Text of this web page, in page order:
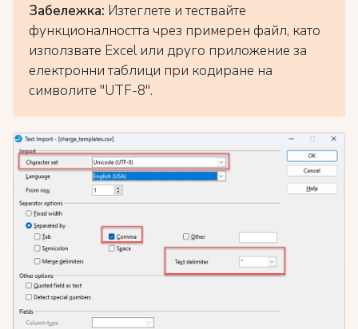
Забележка: Изтеглете и тествайте
функционалността чрез примерен файл, като
използвате Excel или друго приложение за
електронни таблици при кодиране на
символите "UTF-8".